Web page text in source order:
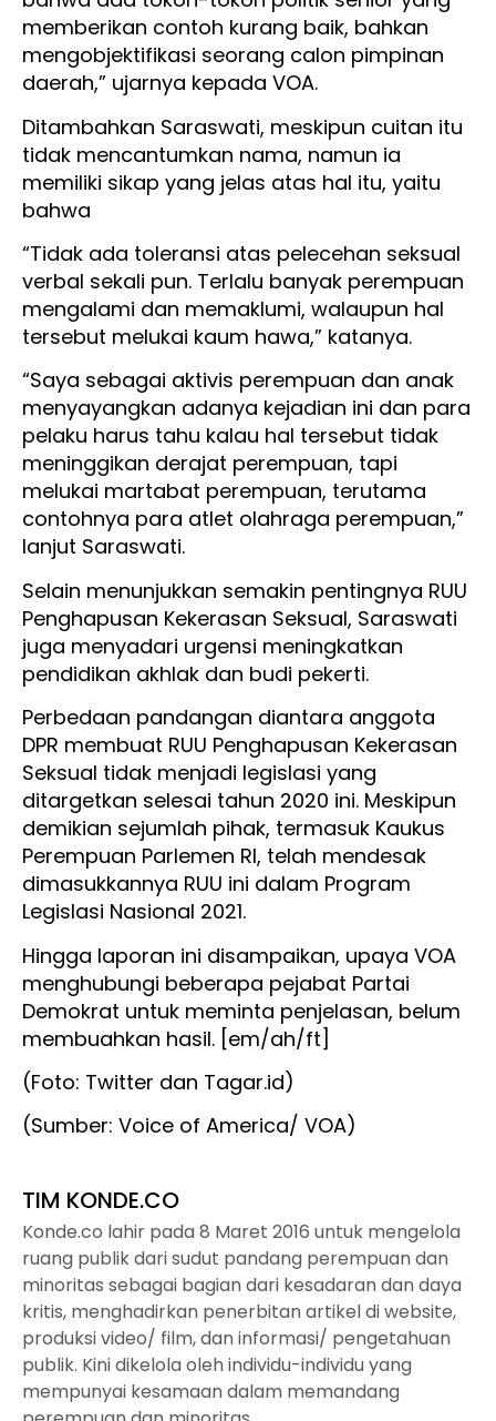
memberikan contoh kurang baik, bahkan
mengobjektifikasi seorang calon pimpinan
daerah,” ujarnya kepada VOA.
Ditambahkan Saraswati, meskipun cuitan itu
tidak mencantumkan nama, namun ia
memiliki sikap yang jelas atas hal itu, yaitu
bahwa
“Tidak ada toleransi atas pelecehan seksual
verbal sekali pun. Terlalu banyak perempuan
mengalami dan memaklumi, walaupun hal
tersebut melukai kaum hawa,” katanya.
“Saya sebagai aktivis perempuan dan anak
menyayangkan adanya kejadian ini dan para
pelaku harus tahu kalau hal tersebut tidak
meninggikan derajat perempuan, tapi
melukai martabat perempuan, terutama
contohnya para atlet olahraga perempuan,”
lanjut Saraswati.
Selain menunjukkan semakin pentingnya RUU
Penghapusan Kekerasan Seksual, Saraswati
juga menyadari urgensi meningkatkan
pendidikan akhlak dan budi pekerti.
Perbedaan pandangan diantara anggota
DPR membuat RUU Penghapusan Kekerasan
Seksual tidak menjadi legislasi yang
ditargetkan selesai tahun 2020 ini. Meskipun
demikian sejumlah pihak, termasuk Kaukus
Perempuan Parlemen RI, telah mendesak
dimasukkannya RUU ini dalam Program
Legislasi Nasional 2021.
Hingga laporan ini disampaikan, upaya VOA
menghubungi beberapa pejabat Partai
Demokrat untuk meminta penjelasan, belum
membuahkan hasil. [em/ah/ft]
(Foto: Twitter dan Tagar.id)
(Sumber: Voice of America/ VOA)
TIM KONDE.CO
Konde.co lahir pada 8 Maret 2016 untuk mengelola
ruang publik dari sudut pandang perempuan dan
minoritas sebagai bagian dari kesadaran dan daya
kritis, menghadirkan penerbitan artikel di website,
produksi video/ film, dan informasi/ pengetahuan
publik. Kini dikelola oleh individu-individu yang
mempunyai kesamaan dalam memandang